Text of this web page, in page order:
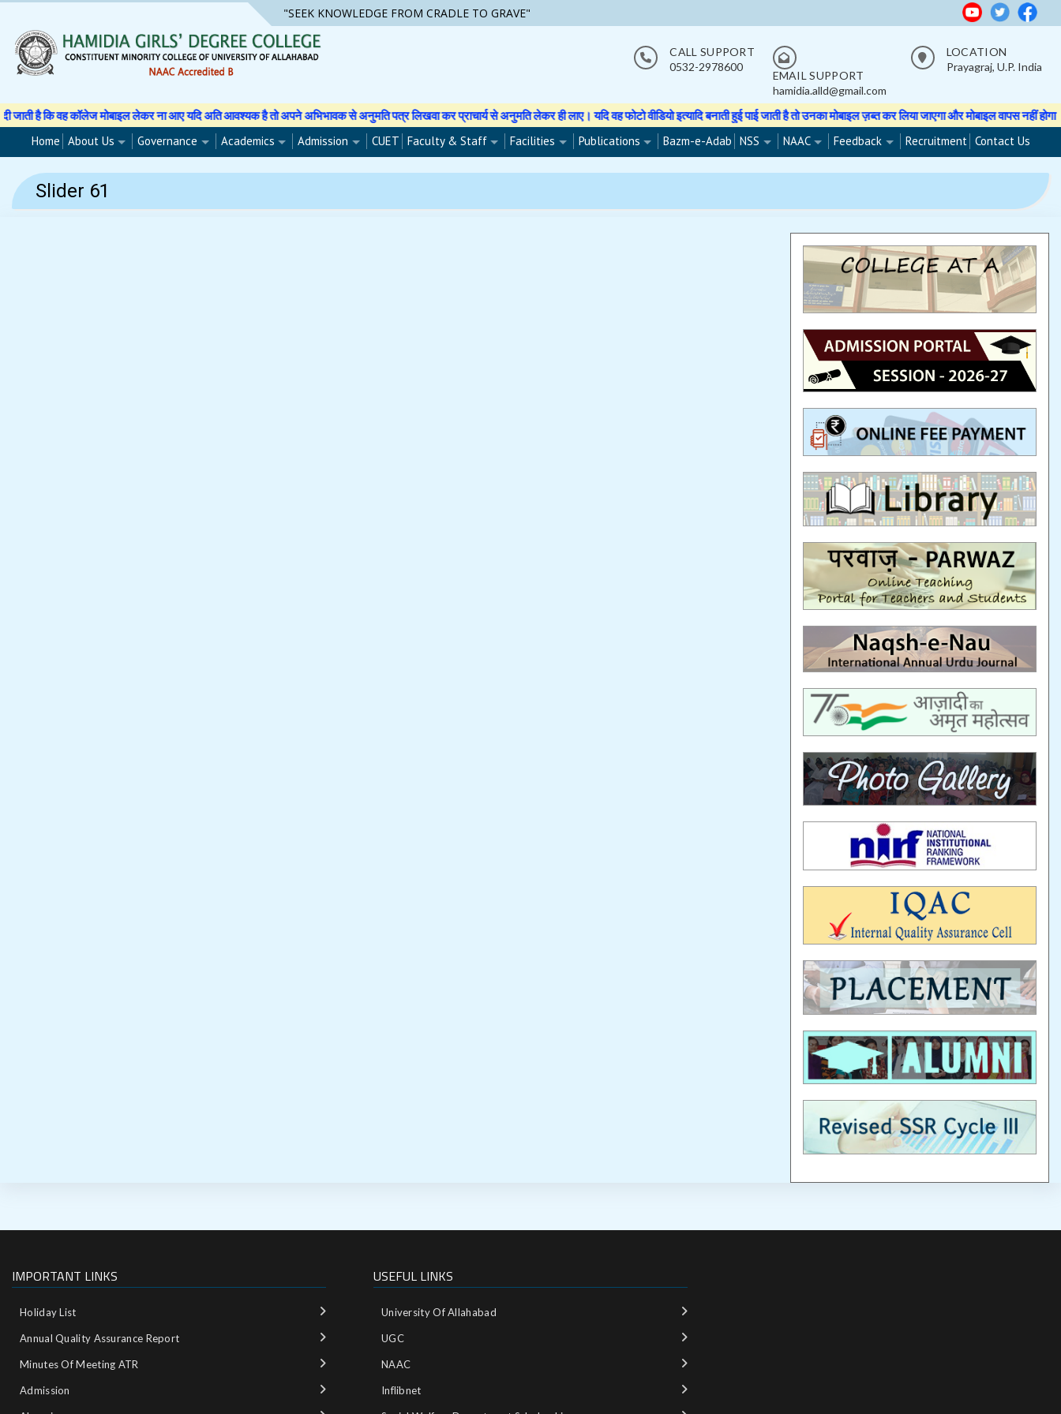
Skip
content
"SEEK KNOWLEDGE FROM CRADLE TO GRAVE"
CALL SUPPORT
0532-2978600
EMAIL SUPPORT
hamidia.alld@gmail.com
LOCATION
Prayagraj, U.P. India
कि वह कॉलेज मोबाइल लेकर ना आए यदि अति आवश्यक है तो अपने अभिभावक से अनुमति पत्र लिखवा कर प्राचार्य से अनुमति लेकर ही लाए। यदि वह फोटो वीडियो इत्यादि बनाती हुई पाई जाती है तो उनका मोबाइल ज़ब्त कर लिया जाएगा और मोबाइल वापस नहीं होगा। ★★
Home About Us Governance Academics Admission CUET Faculty & Staff Facilities Publications Bazm-e-Adab NSS NAAC Feedback Recruitment Contact Us
Slider 61
IMPORTANT LINKS
Holiday List
Annual Quality Assurance Report
Minutes Of Meeting ATR
Admission
USEFUL LINKS
University Of Allahabad
UGC
NAAC
Inflibnet